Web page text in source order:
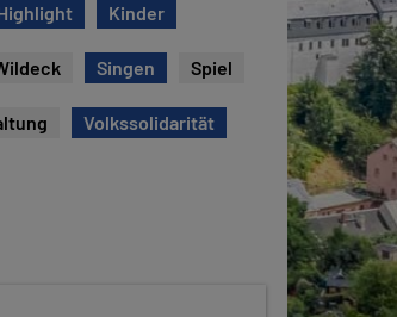
Kinder
Singen Spiel
Volkssolidarität